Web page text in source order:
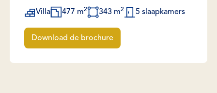
Villa 477 m2 343 m2 5 slaapkamers
Download de brochure